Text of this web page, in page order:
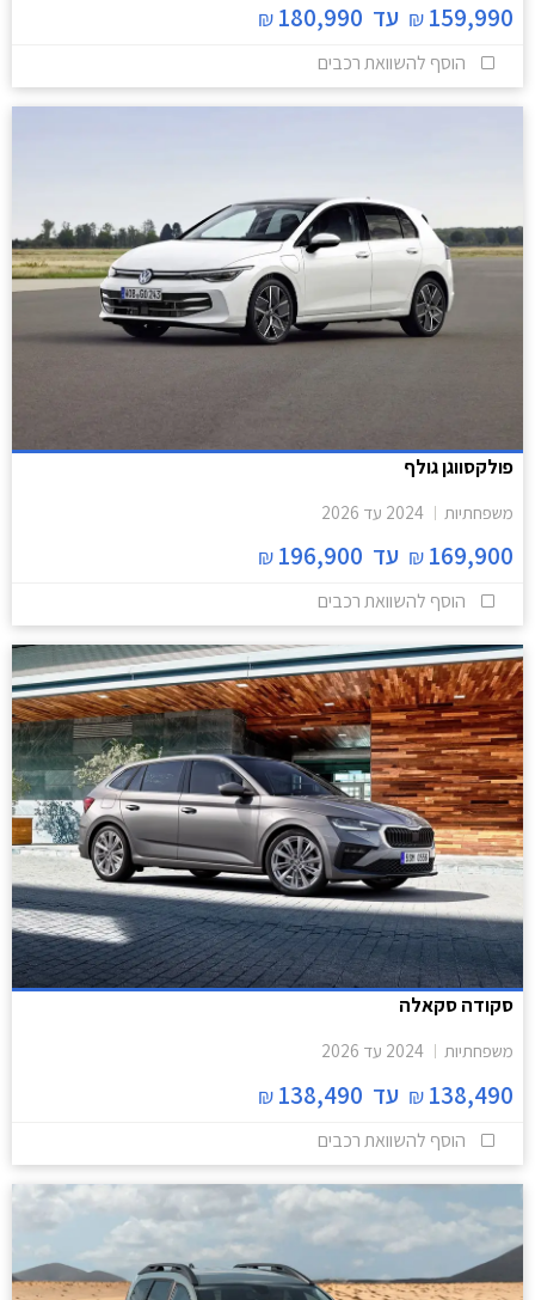
159,990
₪ עד 180,990
₪
הוסף להשוואת רכבים
פולקסווגן גולף
משפחתיות 2024 עד 2026
169,900
₪ עד 196,900
₪
הוסף להשוואת רכבים
סקודה סקאלה
משפחתיות 2024 עד 2026
138,490
₪ עד 138,490
₪
הוסף להשוואת רכבים